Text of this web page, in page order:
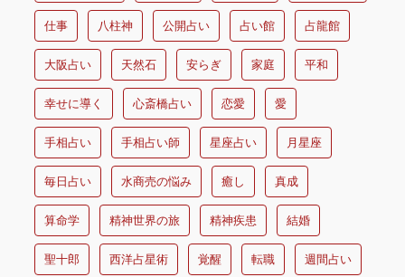
仕事 八柱神 公開占い 占い館 占龍館
大阪占い 天然石 安らぎ 家庭 平和
幸せに導く 心斎橋占い 恋愛 愛
手相占い 手相占い師 星座占い 月星座
毎日占い 水商売の悩み 癒し 真成
算命学 精神世界の旅 精神疾患 結婚
聖十郎 西洋占星術 覚醒 転職 週間占い